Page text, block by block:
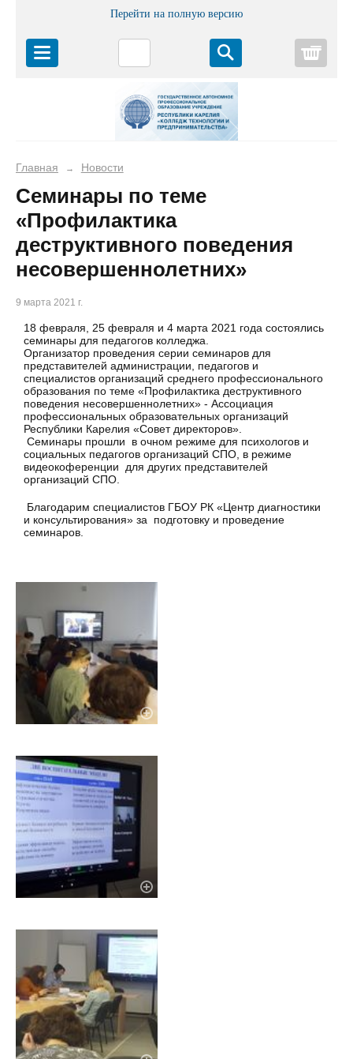
Перейти на полную версию
Главная → Новости
Семинары по теме
«Профилактика
деструктивного поведения
несовершеннолетних»
9 марта 2021 г.
18 февраля, 25 февраля и 4 марта 2021 года состоялись
семинары для педагогов колледжа.
Организатор проведения серии семинаров для
представителей администрации, педагогов и
специалистов организаций среднего профессионального
образования по теме «Профилактика деструктивного
поведения несовершеннолетних» - Ассоциация
профессиональных образовательных организаций
Республики Карелия «Совет директоров».
Семинары прошли в очном режиме для психологов и
социальных педагогов организаций СПО, в режиме
видеокоференции для других представителей
организаций СПО.
Благодарим специалистов ГБОУ РК «Центр диагностики
и консультирования» за подготовку и проведение
семинаров.